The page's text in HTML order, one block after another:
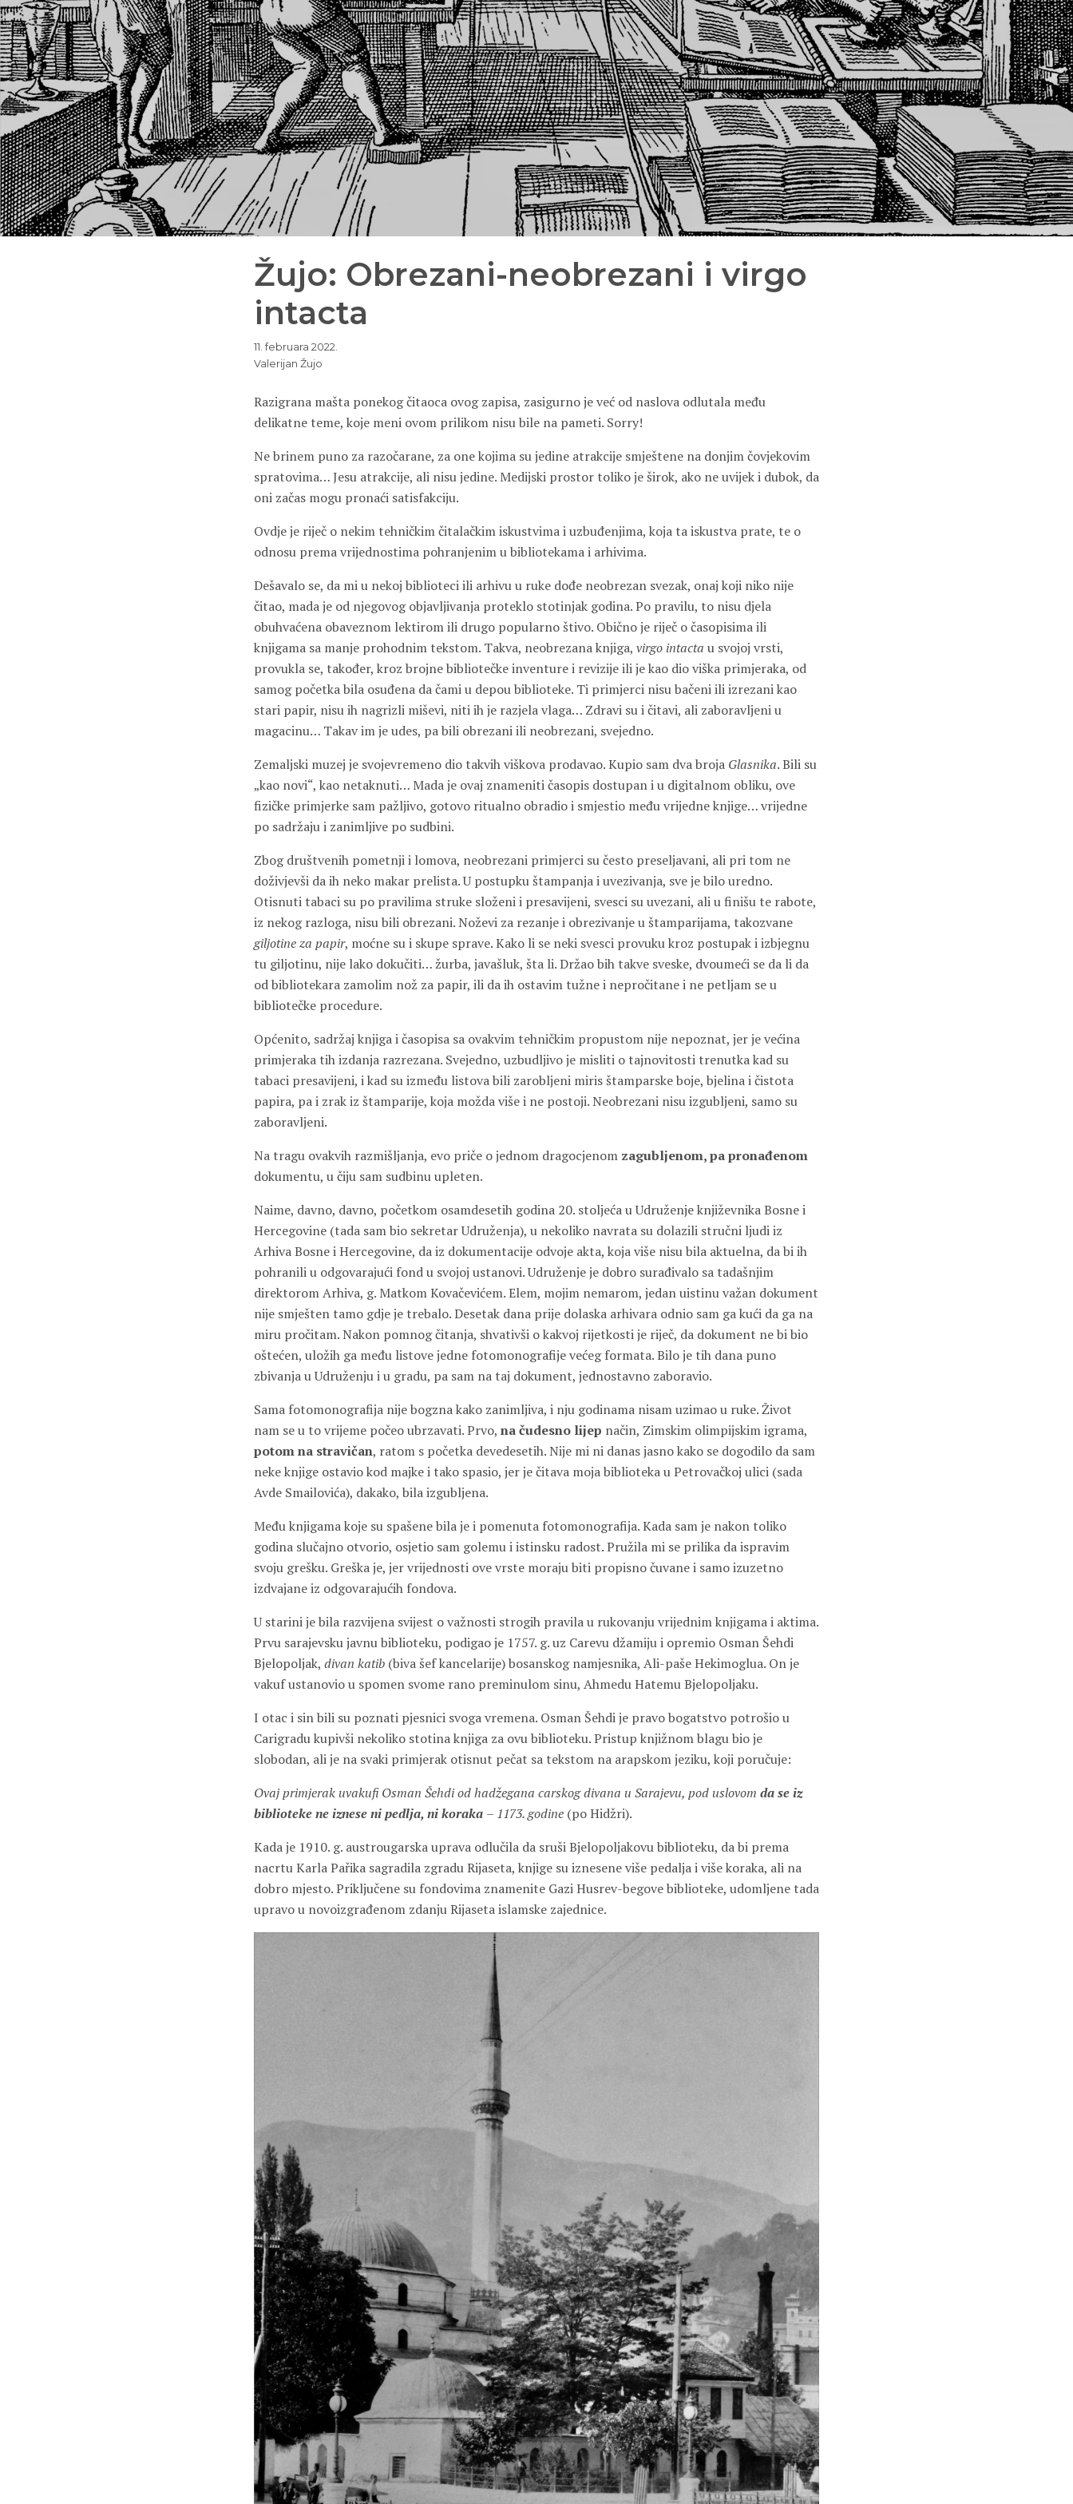
Žujo: Obrezani-neobrezani i virgo
intacta
11. februara 2022.
Valerijan Žujo
Razigrana mašta ponekog čitaoca ovog zapisa, zasigurno je već od naslova odlutala među
delikatne teme, koje meni ovom prilikom nisu bile na pameti. Sorry!
Ne brinem puno za razočarane, za one kojima su jedine atrakcije smještene na donjim čovjekovim
spratovima… Jesu atrakcije, ali nisu jedine. Medijski prostor toliko je širok, ako ne uvijek i dubok, da
oni začas mogu pronaći satisfakciju.
Ovdje je riječ o nekim tehničkim čitalačkim iskustvima i uzbuđenjima, koja ta iskustva prate, te o
odnosu prema vrijednostima pohranjenim u bibliotekama i arhivima.
Dešavalo se, da mi u nekoj biblioteci ili arhivu u ruke dođe neobrezan svezak, onaj koji niko nije
čitao, mada je od njegovog objavljivanja proteklo stotinjak godina. Po pravilu, to nisu djela
obuhvaćena obaveznom lektirom ili drugo popularno štivo. Obično je riječ o časopisima ili
knjigama sa manje prohodnim tekstom. Takva, neobrezana knjiga, virgo intacta u svojoj vrsti,
provukla se, također, kroz brojne bibliotečke inventure i revizije ili je kao dio viška primjeraka, od
samog početka bila osuđena da čami u depou biblioteke. Ti primjerci nisu bačeni ili izrezani kao
stari papir, nisu ih nagrizli miševi, niti ih je razjela vlaga… Zdravi su i čitavi, ali zaboravljeni u
magacinu… Takav im je udes, pa bili obrezani ili neobrezani, svejedno.
Zemaljski muzej je svojevremeno dio takvih viškova prodavao. Kupio sam dva broja Glasnika. Bili su
„kao novi“, kao netaknuti… Mada je ovaj znameniti časopis dostupan i u digitalnom obliku, ove
fizičke primjerke sam pažljivo, gotovo ritualno obradio i smjestio među vrijedne knjige… vrijedne
po sadržaju i zanimljive po sudbini.
Zbog društvenih pometnji i lomova, neobrezani primjerci su često preseljavani, ali pri tom ne
doživjevši da ih neko makar prelista. U postupku štampanja i uvezivanja, sve je bilo uredno.
Otisnuti tabaci su po pravilima struke složeni i presavijeni, svesci su uvezani, ali u finišu te rabote,
iz nekog razloga, nisu bili obrezani. Noževi za rezanje i obrezivanje u štamparijama, takozvane
giljotine za papir, moćne su i skupe sprave. Kako li se neki svesci provuku kroz postupak i izbjegnu
tu giljotinu, nije lako dokučiti… žurba, javašluk, šta li. Držao bih takve sveske, dvoumeći se da li da
od bibliotekara zamolim nož za papir, ili da ih ostavim tužne i nepročitane i ne petljam se u
bibliotečke procedure.
Općenito, sadržaj knjiga i časopisa sa ovakvim tehničkim propustom nije nepoznat, jer je većina
primjeraka tih izdanja razrezana. Svejedno, uzbudljivo je misliti o tajnovitosti trenutka kad su
tabaci presavijeni, i kad su između listova bili zarobljeni miris štamparske boje, bjelina i čistota
papira, pa i zrak iz štamparije, koja možda više i ne postoji. Neobrezani nisu izgubljeni, samo su
zaboravljeni.
Na tragu ovakvih razmišljanja, evo priče o jednom dragocjenom zagubljenom, pa pronađenom
dokumentu, u čiju sam sudbinu upleten.
Naime, davno, davno, početkom osamdesetih godina 20. stoljeća u Udruženje književnika Bosne i
Hercegovine (tada sam bio sekretar Udruženja), u nekoliko navrata su dolazili stručni ljudi iz
Arhiva Bosne i Hercegovine, da iz dokumentacije odvoje akta, koja više nisu bila aktuelna, da bi ih
pohranili u odgovarajući fond u svojoj ustanovi. Udruženje je dobro surađivalo sa tadašnjim
direktorom Arhiva, g. Matkom Kovačevićem. Elem, mojim nemarom, jedan uistinu važan dokument
nije smješten tamo gdje je trebalo. Desetak dana prije dolaska arhivara odnio sam ga kući da ga na
miru pročitam. Nakon pomnog čitanja, shvativši o kakvoj rijetkosti je riječ, da dokument ne bi bio
oštećen, uložih ga među listove jedne fotomonografije većeg formata. Bilo je tih dana puno
zbivanja u Udruženju i u gradu, pa sam na taj dokument, jednostavno zaboravio.
Sama fotomonografija nije bogzna kako zanimljiva, i nju godinama nisam uzimao u ruke. Život
nam se u to vrijeme počeo ubrzavati. Prvo, na čudesno lijep način, Zimskim olimpijskim igrama,
potom na stravičan, ratom s početka devedesetih. Nije mi ni danas jasno kako se dogodilo da sam
neke knjige ostavio kod majke i tako spasio, jer je čitava moja biblioteka u Petrovačkoj ulici (sada
Avde Smailovića), dakako, bila izgubljena.
Među knjigama koje su spašene bila je i pomenuta fotomonografija. Kada sam je nakon toliko
godina slučajno otvorio, osjetio sam golemu i istinsku radost. Pružila mi se prilika da ispravim
svoju grešku. Greška je, jer vrijednosti ove vrste moraju biti propisno čuvane i samo izuzetno
izdvajane iz odgovarajućih fondova.
U starini je bila razvijena svijest o važnosti strogih pravila u rukovanju vrijednim knjigama i aktima.
Prvu sarajevsku javnu biblioteku, podigao je 1757. g. uz Carevu džamiju i opremio Osman Šehdi
Bjelopoljak, divan katib (biva šef kancelarije) bosanskog namjesnika, Ali-paše Hekimoglua. On je
vakuf ustanovio u spomen svome rano preminulom sinu, Ahmedu Hatemu Bjelopoljaku.
I otac i sin bili su poznati pjesnici svoga vremena. Osman Šehdi je pravo bogatstvo potrošio u
Carigradu kupivši nekoliko stotina knjiga za ovu biblioteku. Pristup knjižnom blagu bio je
slobodan, ali je na svaki primjerak otisnut pečat sa tekstom na arapskom jeziku, koji poručuje:
Ovaj primjerak uvakufi Osman Šehdi od hadžegana carskog divana u Sarajevu, pod uslovom da se iz
biblioteke ne iznese ni pedlja, ni koraka – 1173. godine (po Hidžri).
Kada je 1910. g. austrougarska uprava odlučila da sruši Bjelopoljakovu biblioteku, da bi prema
nacrtu Karla Pařika sagradila zgradu Rijaseta, knjige su iznesene više pedalja i više koraka, ali na
dobro mjesto. Priključene su fondovima znamenite Gazi Husrev-begove biblioteke, udomljene tada
upravo u novoizgrađenom zdanju Rijaseta islamske zajednice.